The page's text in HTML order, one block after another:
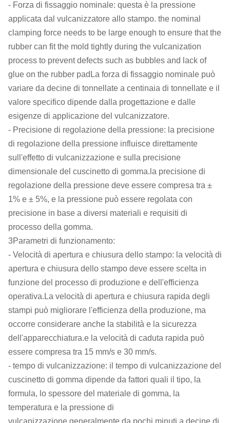
- Forza di fissaggio nominale: questa è la pressione
applicata dal vulcanizzatore allo stampo. the nominal
clamping force needs to be large enough to ensure that the
rubber can fit the mold tightly during the vulcanization
process to prevent defects such as bubbles and lack of
glue on the rubber padLa forza di fissaggio nominale può
variare da decine di tonnellate a centinaia di tonnellate e il
valore specifico dipende dalla progettazione e dalle
esigenze di applicazione del vulcanizzatore.
- Precisione di regolazione della pressione: la precisione
di regolazione della pressione influisce direttamente
sull'effetto di vulcanizzazione e sulla precisione
dimensionale del cuscinetto di gomma.la precisione di
regolazione della pressione deve essere compresa tra ±
1% e ± 5%, e la pressione può essere regolata con
precisione in base a diversi materiali e requisiti di
processo della gomma.
3Parametri di funzionamento:
- Velocità di apertura e chiusura dello stampo: la velocità di
apertura e chiusura dello stampo deve essere scelta in
funzione del processo di produzione e dell'efficienza
operativa.La velocità di apertura e chiusura rapida degli
stampi può migliorare l'efficienza della produzione, ma
occorre considerare anche la stabilità e la sicurezza
dell'apparecchiatura.e la velocità di caduta rapida può
essere compresa tra 15 mm/s e 30 mm/s.
- tempo di vulcanizzazione: il tempo di vulcanizzazione del
cuscinetto di gomma dipende da fattori quali il tipo, la
formula, lo spessore del materiale di gomma, la
temperatura e la pressione di
vulcanizzazione,generalmente da pochi minuti a decine di